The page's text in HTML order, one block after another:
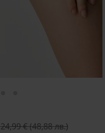
24,99 €(48,88 лв.)